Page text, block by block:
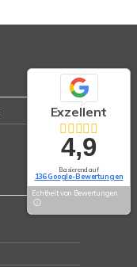
Exzellent
4,9
Basierend auf
136 Google-Bewertungen
Echtheit von Bewertungen